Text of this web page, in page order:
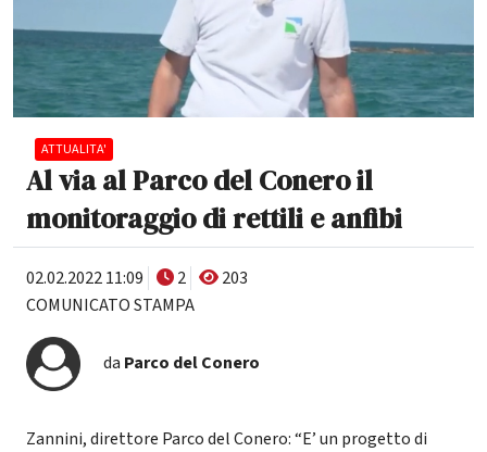
ATTUALITA'
Al via al Parco del Conero il
monitoraggio di rettili e anfibi
02.02.2022 11:09 2
203
COMUNICATO STAMPA
da Parco del Conero
Zannini, direttore Parco del Conero: “E’ un progetto di